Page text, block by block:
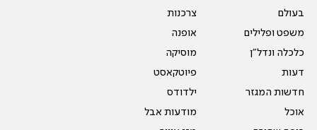
בעולם
משפט ופלילים
כלכלה ונדל"ן
דעות
חדשות המגזר
אוכל
צרכנות
אופנה
מוסיקה
פיוטקאסט
ילדודס
מודעות אבל